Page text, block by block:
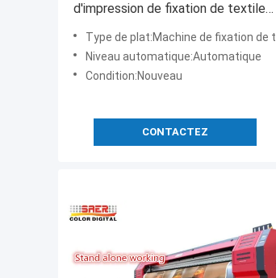
d'impression de fixation de textile
pour faire le tissu colorer
brillamment 3.2m
Type de plat:Machine de fixation de textile
Niveau automatique:Automatique
Condition:Nouveau
CONTACTEZ